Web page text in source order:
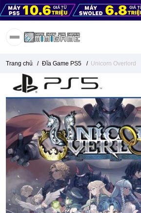
Trang chủ / Đĩa Game PS5 / Unicorn Overlord